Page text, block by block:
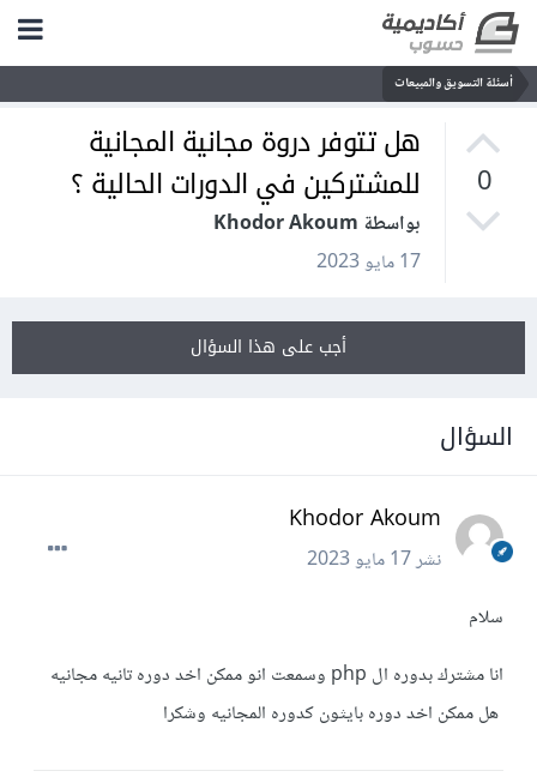
أسئلة التسويق والمبيعات
0
هل تتوفر دروة مجانية المجانية
للمشتركين في الدورات الحالية ؟
بواسطة Khodor Akoum
17 مايو 2023
أجب على هذا السؤال
السؤال
Khodor Akoum
نشر17 مايو 2023
سلام
انا مشترك بدوره ال php وسمعت انو ممكن اخد دوره تانيه مجانيه
هل ممكن اخد دوره بايثون كدوره المجانيه وشكرا